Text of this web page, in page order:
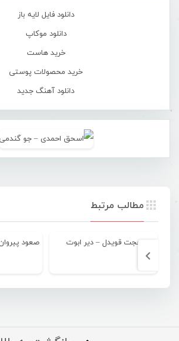
دانلود فایل لایه باز
دانلود موکاپ
خرید هاست
خرید محصولات پوستی
دانلود آهنگ جدید
مطالب مرتبط
حجت قویدل – دیر ابوت